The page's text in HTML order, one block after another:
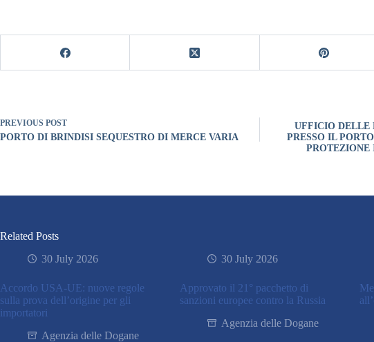
PREVIOUS POST
PORTO DI BRINDISI SEQUESTRO DI MERCE VARIA
UFFICIO DELLE
PRESSO IL
Related Posts
30 July 2026
Accordo USA-UE: nuove regole
sulla prova dell’origine per gli
importatori
Agenzia delle Dogane
30 July 2026
Approvato il 21° pacchetto di
sanzioni europee contro la Russia
Agenzia delle Dogane